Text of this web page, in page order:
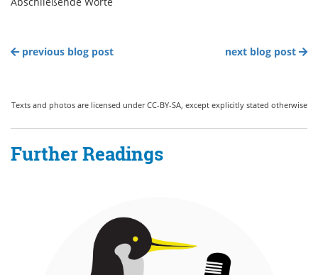
previous blog post next blog post
Texts and photos are licensed under CC-BY-SA, except explicitly stated otherwise
Further Readings